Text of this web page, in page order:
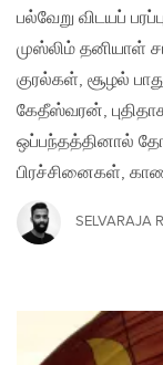
பல்வேறு விடயப்
முஸ்லிம் தனியாள்
குரல்கள், சூழல்
கேதீஸ்வரன்,
ஒப்பந்தத்தினால்
பிரச்சினைகள்,
SELVARAJA